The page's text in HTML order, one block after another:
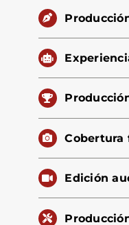
Cobertura
Edición